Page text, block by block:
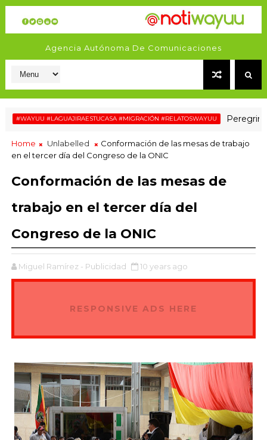
Agencia Autónoma De Comunicaciones
#LAGUAJIRAESTUCASA #MIGRACIÓN #RELATOSWAYUU Peregrinaje
Home Unlabelled
Conformación de las mesas de trabajo
en el tercer día del Congreso de la ONIC
Conformación de las mesas de
trabajo en el tercer día del
Congreso de la ONIC
Miguel Ramírez - Publicidad 10 years ago
RESPONSIVE ADS HERE